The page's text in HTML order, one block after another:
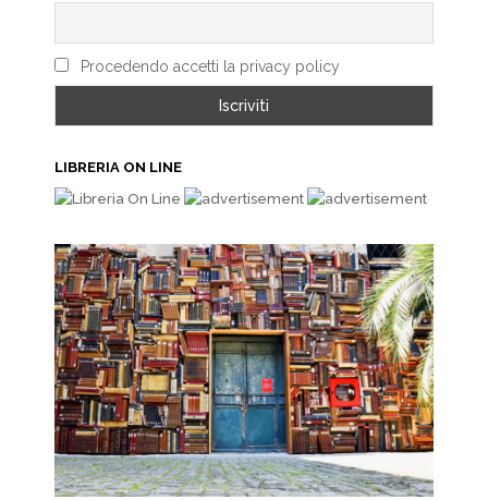
Procedendo accetti la privacy policy
LIBRERIA ON LINE